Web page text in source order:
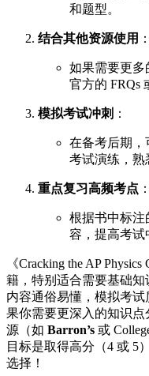
和题型。
结合其他资源使用 ：
如果需要更多
官方的 FRQs
模拟考试冲刺 ：
在备考后期，
考试演练，熟
重点复习高频考点 ：
根据书中标注
容，提高考试
《Cracking the AP
籍，特别适合需要基础
内容通俗易懂，模拟考
果你需要更深入的知识
源（如 Barron’s 或
目标是取得高分（4 或 5
选择！